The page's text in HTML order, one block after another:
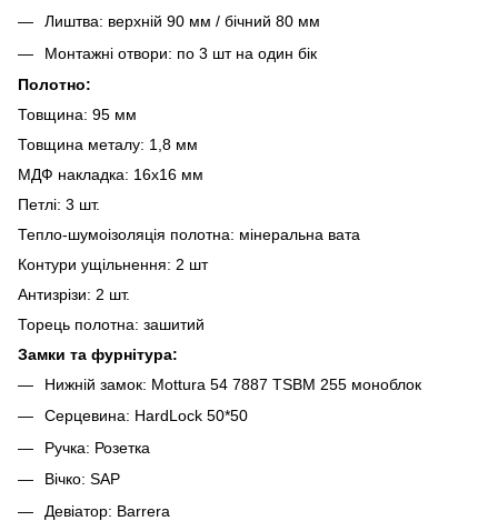
Лиштва: верхній 90 мм / бічний 80 мм
Монтажні отвори: по 3 шт на один бік
Полотно:
Товщина: 95 мм
Товщина металу: 1,8 мм
МДФ накладка: 16х16 мм
Петлі: 3 шт.
Тепло-шумоізоляція полотна: мінеральна вата
Контури ущільнення: 2 шт
Антизрізи: 2 шт.
Торець полотна: зашитий
Замки та фурнітура:
Нижній замок: Mottura 54 7887 TSBM 255 моноблок
Серцевина: HardLock 50*50
Ручка: Розетка
Вічко: SAP
Девіатор: Barrera